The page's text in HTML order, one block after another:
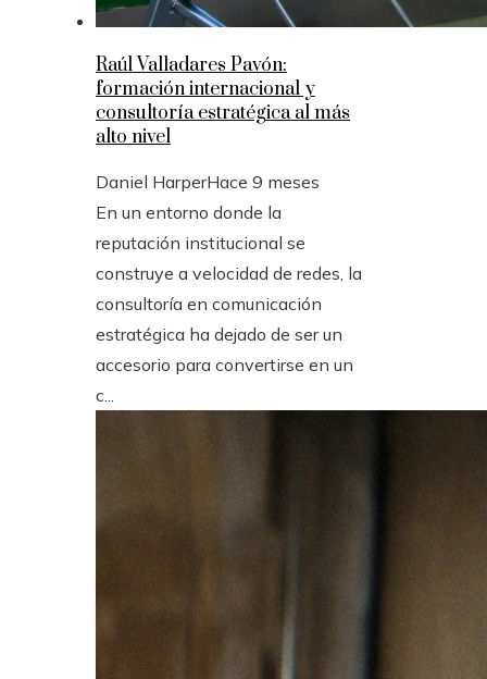
Raúl Valladares Pavón:
formación internacional y
consultoría estratégica al más
alto nivel
Daniel HarperHace 9 meses
En un entorno donde la
reputación institucional se
construye a velocidad de redes, la
consultoría en comunicación
estratégica ha dejado de ser un
accesorio para convertirse en un
c...